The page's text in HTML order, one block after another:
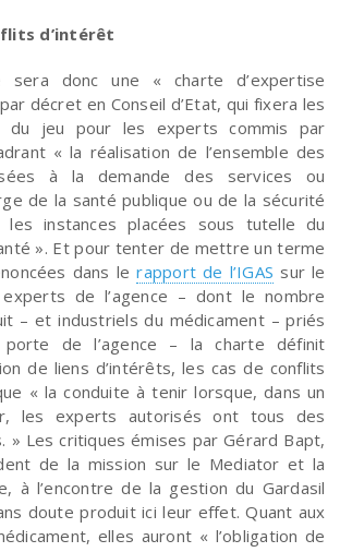
d’intérêt
sera donc une « charte d’expertise
décret en Conseil d’Etat, qui fixera les
du jeu pour les experts commis par
« la réalisation de l’ensemble des
à la demande des services ou
de la santé publique ou de la sécurité
les instances placées sous tutelle du
». Et pour tenter de mettre un terme
dans lerapport de l’IGAS sur le
de l’agence – dont le nombre
– et industriels du médicament – priés
de l’agence – la charte définit
de liens d’intérêts, les cas de conflits
« la conduite à tenir lorsque, dans un
les experts autorisés ont tous des
» Les critiques émises par Gérard Bapt,
de la mission sur le Mediator et la
à l’encontre de la gestion du Gardasil
doute produit ici leur effet. Quant aux
elles auront « l’obligation de